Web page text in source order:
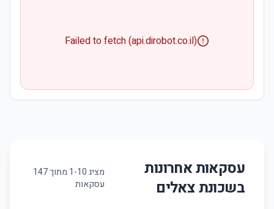
Failed to fetch (api.dirobot.co.il)
עסקאות אחרונות
בשכונתצאלים
מציג 1-10 מתוך147
עסקאות